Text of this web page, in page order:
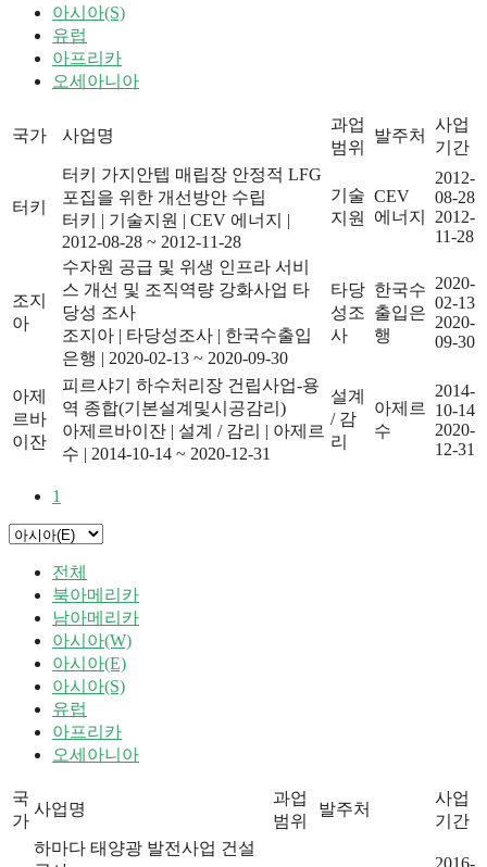
아시아(S)
유럽
아프리카
오세아니아
국가 사업명
과업
범위
발주처
사업
기간
터키
터키 가지안텝 매립장 안정적 LFG
포집을 위한 개선방안 수립
터키
| 기술지원 | CEV 에너지
|
2012-08-28 ~ 2012-11-28
기술
지원
CEV
에너지
2012-
08-28
2012-
11-28
조지
아
수자원 공급 및 위생 인프라 서비
스 개선 및 조직역량 강화사업 타
당성 조사
조지아 | 타당성조사 | 한국수출입
은행 | 2020-02-13 ~ 2020-09-30
타당
성조
사
한국수
출입은
행
2020-
02-13
2020-
09-30
아제
르바
이잔
피르샤기 하수처리장 건립사업-용
역 종합(기본설계및시공감리)
아제르바이잔 | 설계 / 감리 | 아제르
수 | 2014-10-14 ~ 2020-12-31
설계
/ 감
리
아제르
수
2014-
10-14
2020-
12-31
1
전체
북아메리카
남아메리카
아시아(W)
아시아(E)
아시아(S)
유럽
아프리카
오세아니아
국
가
사업명
과업
범위
발주처
사업
기간
하마다 태양광 발전사업 건설
2016-